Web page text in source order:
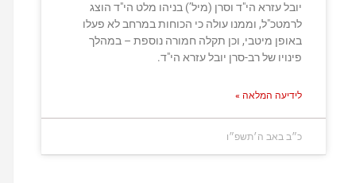
יובל עזרא הי"ד וסרן (מיל’) בניהו מלט הי"ד הוצג
לרמטכ"ל, וממנו עולה כי הכוחות במרחב לא פעלו
באופן מיטבי, וכן תקלה חמורה נוספת – במהלך
פינויו של רב-סרן יובל עזרא הי"ד.
לידיעה המלאה »
כ״ב באב ה׳תשפ״ו